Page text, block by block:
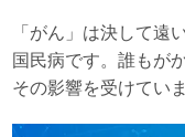
「がん」は決して遠
国民病です。誰もが
その影響を受けていま